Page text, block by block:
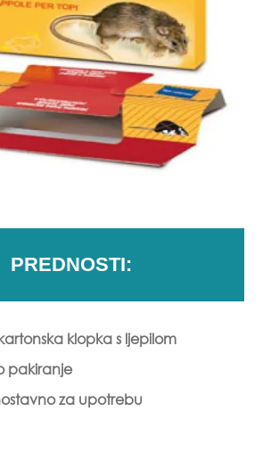
PREDNOSTI:
klopka s ljepilom
pakiranje
za upotrebu